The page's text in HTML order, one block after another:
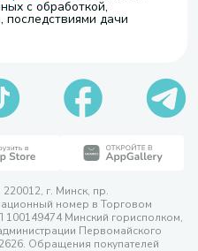
с обработкой,
последствиями дачи
г. Минск, пр.
номер в Торговом
Минский горисполком,
Первомайского
Обращения покупателей